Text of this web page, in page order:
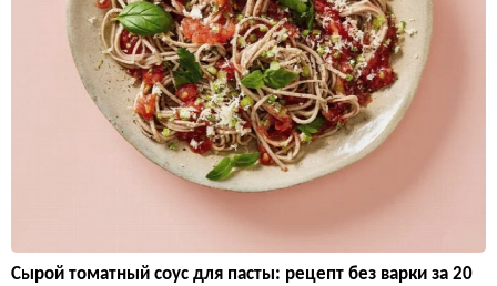
Сырой томатный соус для пасты: рецепт без варки за 20